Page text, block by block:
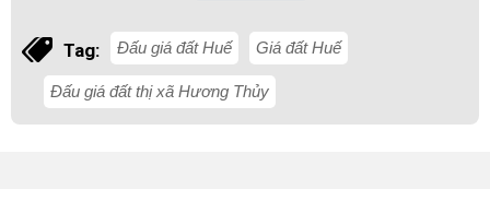
Tag: Đấu giá đất Huế Giá đất Huế
Đấu giá đất thị xã Hương Thủy